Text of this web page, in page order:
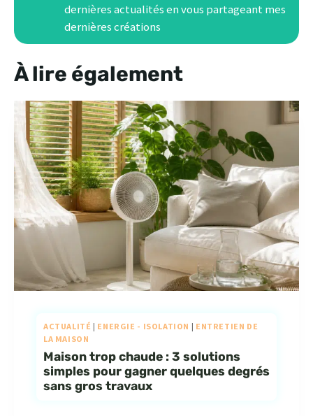
dernières actualités en vous partageant mes
dernières créations
À lire également
ACTUALITÉ | ENERGIE - ISOLATION | ENTRETIEN DE
LA MAISON
Maison trop chaude : 3 solutions
simples pour gagner quelques degrés
sans gros travaux